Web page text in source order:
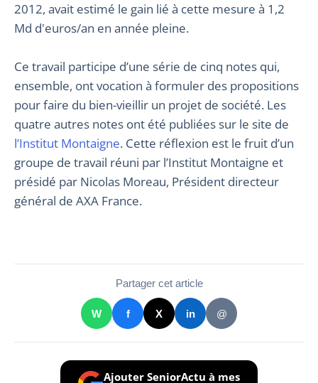
2012, avait estimé le gain lié à cette mesure à 1,2
Md d'euros/an en année pleine.
Ce travail participe d’une série de cinq notes qui,
ensemble, ont vocation à formuler des propositions
pour faire du bien-vieillir un projet de société. Les
quatre autres notes ont été publiées sur le site de
l’Institut Montaigne. Cette réflexion est le fruit d’un
groupe de travail réuni par l’Institut Montaigne et
présidé par Nicolas Moreau, Président directeur
général de AXA France.
Partager cet article
W f X in @
Ajouter SeniorActu à mes